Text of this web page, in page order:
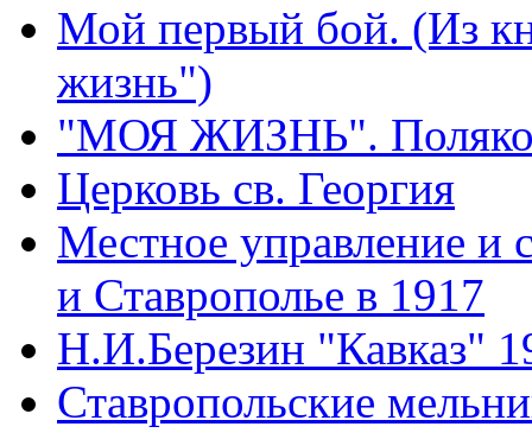
Мой первый бой. (Из
жизнь")
"МОЯ ЖИЗНЬ".
Церковь св. Георгия
Местное управление и
и Ставрополье в 1917
Н.И.Березин "Кавказ"
Ставропольские